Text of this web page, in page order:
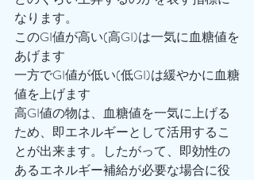
なります。
このGI値が高い(高GI)は一気に血糖値を
あげます
一方でGI値が低い(低GI)は緩やかに血糖
値を上げます
高GI値の物は、血糖値を一気に上げる
ため、即エネルギーとして活用するこ
とが出来ます。したがって、即効性の
あるエネルギー補給が必要な場合に役